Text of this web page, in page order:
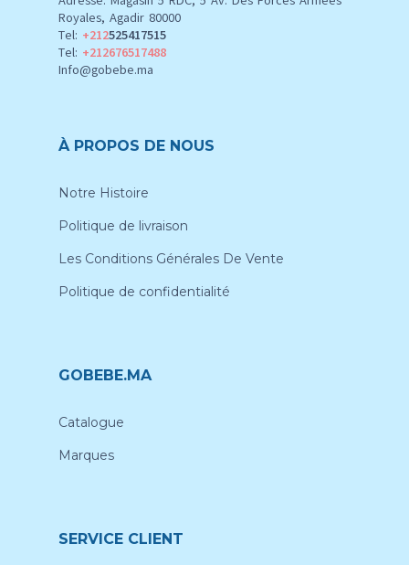
Royales, Agadir 80000
Tel: +212525417515
Tel: +212676517488
Info@gobebe.ma
À PROPOS DE NOUS
Notre Histoire
Politique de livraison
Les Conditions Générales De Vente
Politique de confidentialité
GOBEBE.MA
Catalogue
Marques
SERVICE CLIENT